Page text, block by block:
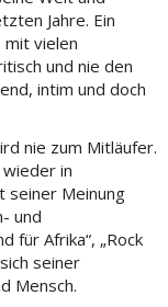
Jahre. Ein
mit vielen
und nie den
intim und doch
nie zum Mitläufer.
in
seiner Meinung
und
für Afrika“, „Rock
seiner
Mensch.